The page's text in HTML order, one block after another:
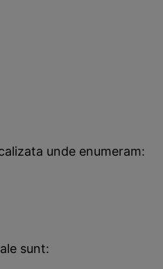
unde enumeram:
sunt: